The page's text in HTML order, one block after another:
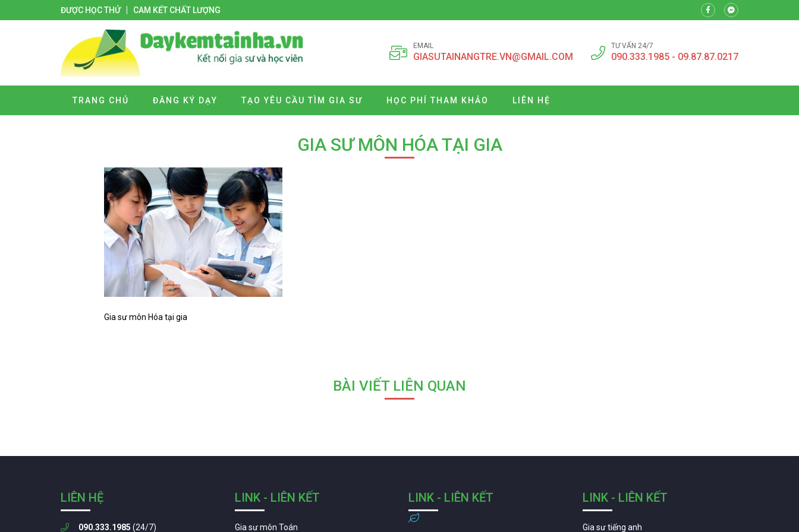
ĐƯỢC HỌC THỬ CAM KẾT CHẤT LƯỢNG
EMAIL
GIASUTAINANGTRE.VN@GMAIL.COM
TƯ VẤN 24/7
090.333.1985 - 09.87.87.0217
TRANG CHỦ ĐĂNG KÝ DẠY TẠO YÊU CẦU TÌM GIA SƯ HỌC PHÍ THAM KHẢO LIÊN HỆ
GIA SƯ MÔN HÓA TẠI GIA
Gia sư môn Hóa tại gia
BÀI VIẾT LIÊN QUAN
LIÊN HỆ
090.333.1985 (24/7)
LINK - LIÊN KẾT
Gia sư môn Toán
LINK - LIÊN KẾT LINK - LIÊN KẾT
Gia sư tiếng anh